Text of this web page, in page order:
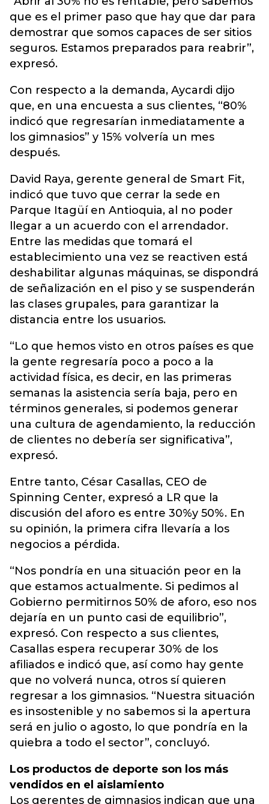
que es el primer paso que hay que dar para
demostrar que somos capaces de ser sitios
seguros. Estamos preparados para reabrir”,
expresó.
Con respecto a la demanda, Aycardi dijo
que, en una encuesta a sus clientes, “80%
indicó que regresarían inmediatamente a
los gimnasios” y 15% volvería un mes
después.
David Raya, gerente general de Smart Fit,
indicó que tuvo que cerrar la sede en
Parque Itagüí en Antioquia, al no poder
llegar a un acuerdo con el arrendador.
Entre las medidas que tomará el
establecimiento una vez se reactiven está
deshabilitar algunas máquinas, se dispondrá
de señalización en el piso y se suspenderán
las clases grupales, para garantizar la
distancia entre los usuarios.
“Lo que hemos visto en otros países es que
la gente regresaría poco a poco a la
actividad física, es decir, en las primeras
semanas la asistencia sería baja, pero en
términos generales, si podemos generar
una cultura de agendamiento, la reducción
de clientes no debería ser significativa”,
expresó.
Entre tanto, César Casallas, CEO de
Spinning Center, expresó a LR que la
discusión del aforo es entre 30%y 50%. En
su opinión, la primera cifra llevaría a los
negocios a pérdida.
“Nos pondría en una situación peor en la
que estamos actualmente. Si pedimos al
Gobierno permitirnos 50% de aforo, eso nos
dejaría en un punto casi de equilibrio”,
expresó. Con respecto a sus clientes,
Casallas espera recuperar 30% de los
afiliados e indicó que, así como hay gente
que no volverá nunca, otros sí quieren
regresar a los gimnasios. “Nuestra situación
es insostenible y no sabemos si la apertura
será en julio o agosto, lo que pondría en la
quiebra a todo el sector”, concluyó.
Los productos de deporte son los más
vendidos en el aislamiento
Los gerentes de gimnasios indican que una